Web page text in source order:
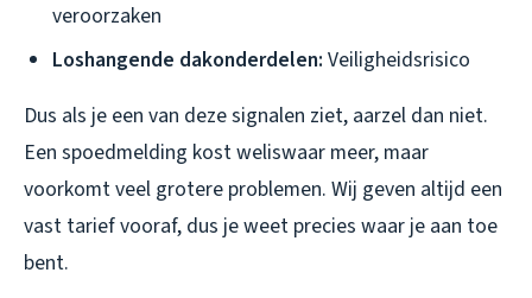
veroorzaken
Loshangende dakonderdelen: Veiligheidsrisico
Dus als je een van deze signalen ziet, aarzel dan niet.
Een spoedmelding kost weliswaar meer, maar
voorkomt veel grotere problemen. Wij geven altijd een
vast tarief vooraf, dus je weet precies waar je aan toe
bent.